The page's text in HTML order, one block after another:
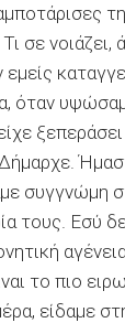
σε
όταν
συγγνώμη
τους. Εσύ
το πιο
είδαμε